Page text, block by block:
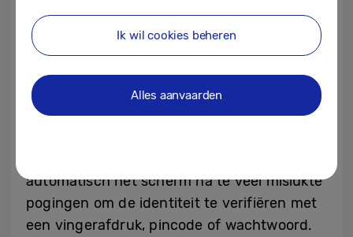
One UI 8.5 zorgt voor betere bescherming
van apparaten en geeft gebruikers meer
inzichtelijke controle over hun
beveiligingsinstellingen.Theft Protection
houdt telefoons en gegevens veilig bij
automatisch het scherm na te veel mislukte
pogingen om de identiteit te verifiëren met
een vingerafdruk, pincode of wachtwoord.
Ik wil cookies beheren
Alles aanvaarden